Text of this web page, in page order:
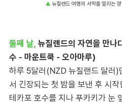
▲ 뉴질랜드 여행의 서막을 알리는
둘째 날, 뉴질랜드의 자연을 만나
수 - 마운트쿡 - 오아마루)
하루 5달러(NZD 뉴질랜드 달러)
서 긴장되는 첫 밤을 보낸 후 시작
테카포 호수를 지나 푸카키가 눈